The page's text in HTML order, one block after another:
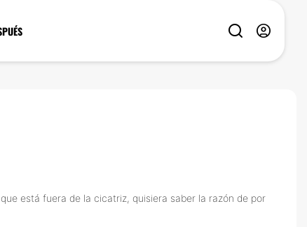
está fuera de la cicatriz, quisiera saber la razón de por